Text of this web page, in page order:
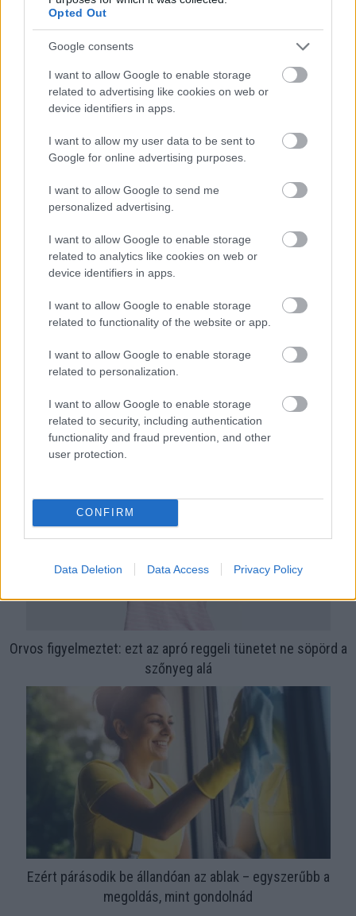
Opted Out
Google consents
I want to allow Google to enable storage
related to advertising like cookies on web or
device identifiers in apps.
I want to allow my user data to be sent to
Google for online advertising purposes.
I want to allow Google to send me
personalized advertising.
I want to allow Google to enable storage
related to analytics like cookies on web or
device identifiers in apps.
I want to allow Google to enable storage
related to functionality of the website or app.
I want to allow Google to enable storage
related to personalization.
I want to allow Google to enable storage
related to security, including authentication
functionality and fraud prevention, and other
user protection.
CONFIRM
Data Deletion Data Access Privacy Policy
Egyre több embernél jelentkezik ez a hiányállapot – az
első jelek szinte észrevehetetlenek
Ha ezt érzed evés után, a szervezeted fontos dologra
próbál figyelmeztetni
Orvos figyelmeztet: ezt az apró reggeli tünetet ne söpörd a
szőnyeg alá
Ezért párásodik be állandóan az ablak – egyszerűbb a
megoldás, mint gondolnád